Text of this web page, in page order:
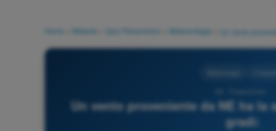
Home Materie Quiz Paramotore Meteorologia
Un vento proveniente da NE ha la
gradi: